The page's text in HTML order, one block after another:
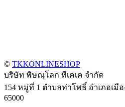
© TKKONLINESHOP
บริษัท พิษณุโลก ทีเคเค จำกัด
154 หมู่ที่ 1 ตำบลท่าโพธิ์ อำเภอเ
65000